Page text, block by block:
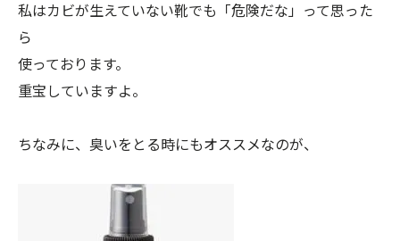
私はカビが生えていない靴でも「危険だな」って思った
ら
使っております。
重宝していますよ。
ちなみに、臭いをとる時にもオススメなのが、